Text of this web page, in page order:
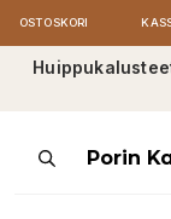
OSTOSKORI
ProductsPorin